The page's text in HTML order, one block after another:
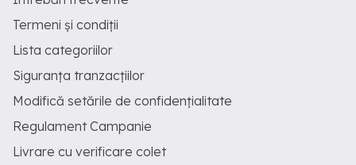
Termeni și condiții
Lista categoriilor
Siguranța tranzacțiilor
Modifică setările de confidențialitate
Regulament Campanie
Livrare cu verificare colet